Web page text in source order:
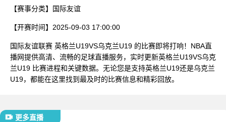
【赛事分类】 国际友谊
【开赛时间】 2025-09-03 17:00:00
国际友谊联赛 英格兰U19VS乌克兰U19 的比赛即将打响！NBA直
播网提供高清、流畅的足球直播服务，实时更新英格兰U19VS乌克
兰U19 比赛进程和关键数据。无论您是支持英格兰U19还是乌克兰
U19，都能在这里找到最及时的比赛信息和精彩回放。
更多直播